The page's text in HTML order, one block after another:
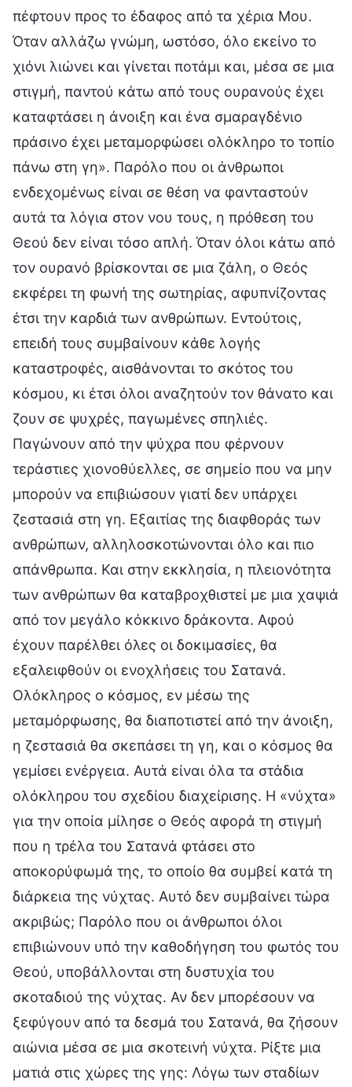
πέφτουν προς το έδαφος από τα χέρια Μου.
Όταν αλλάζω γνώμη, ωστόσο, όλο εκείνο το
χιόνι λιώνει και γίνεται ποτάμι και, μέσα σε μια
στιγμή, παντού κάτω από τους ουρανούς έχει
καταφτάσει η άνοιξη και ένα σμαραγδένιο
πράσινο έχει μεταμορφώσει ολόκληρο το τοπίο
πάνω στη γη». Παρόλο που οι άνθρωποι
ενδεχομένως είναι σε θέση να φανταστούν
αυτά τα λόγια στον νου τους, η πρόθεση του
Θεού δεν είναι τόσο απλή. Όταν όλοι κάτω από
τον ουρανό βρίσκονται σε μια ζάλη, ο Θεός
εκφέρει τη φωνή της σωτηρίας, αφυπνίζοντας
έτσι την καρδιά των ανθρώπων. Εντούτοις,
επειδή τους συμβαίνουν κάθε λογής
καταστροφές, αισθάνονται το σκότος του
κόσμου, κι έτσι όλοι αναζητούν τον θάνατο και
ζουν σε ψυχρές, παγωμένες σπηλιές.
Παγώνουν από την ψύχρα που φέρνουν
τεράστιες χιονοθύελλες, σε σημείο που να μην
μπορούν να επιβιώσουν γιατί δεν υπάρχει
ζεστασιά στη γη. Εξαιτίας της διαφθοράς των
ανθρώπων, αλληλοσκοτώνονται όλο και πιο
απάνθρωπα. Και στην εκκλησία, η πλειονότητα
των ανθρώπων θα καταβροχθιστεί με μια χαψιά
από τον μεγάλο κόκκινο δράκοντα. Αφού
έχουν παρέλθει όλες οι δοκιμασίες, θα
εξαλειφθούν οι ενοχλήσεις του Σατανά.
Ολόκληρος ο κόσμος, εν μέσω της
μεταμόρφωσης, θα διαποτιστεί από την άνοιξη,
η ζεστασιά θα σκεπάσει τη γη, και ο κόσμος θα
γεμίσει ενέργεια. Αυτά είναι όλα τα στάδια
ολόκληρου του σχεδίου διαχείρισης. Η «νύχτα»
για την οποία μίλησε ο Θεός αφορά τη στιγμή
που η τρέλα του Σατανά φτάσει στο
αποκορύφωμά της, το οποίο θα συμβεί κατά τη
διάρκεια της νύχτας. Αυτό δεν συμβαίνει τώρα
ακριβώς; Παρόλο που οι άνθρωποι όλοι
επιβιώνουν υπό την καθοδήγηση του φωτός του
Θεού, υποβάλλονται στη δυστυχία του
σκοταδιού της νύχτας. Αν δεν μπορέσουν να
ξεφύγουν από τα δεσμά του Σατανά, θα ζήσουν
αιώνια μέσα σε μια σκοτεινή νύχτα. Ρίξτε μια
ματιά στις χώρες της γης: Λόγω των σταδίων